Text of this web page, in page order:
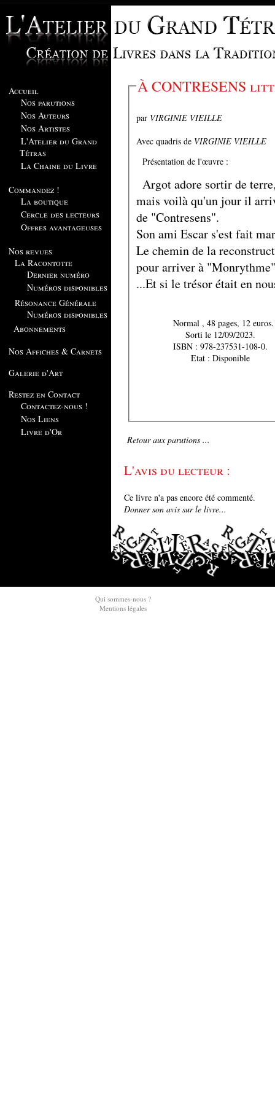
Accueil
Nos parutions
Nos Auteurs
Nos Artistes
L'Atelier du Grand
Tétras
La Chaine du Livre
Commandez !
La boutique
Cercle des lecteurs
Offres avantageuses
Nos revues
La Racontotte
Dernier numéro
Numéros disponibles
Résonance Générale
Numéros disponibles
Abonnements
Nos Affiches & Carnets
Galerie d'Art
Restez en Contact
Contactez-nous !
Nos Liens
Livre d'Or
À CONTRESENS
par VIRGINIE VIEILLE
Avec quadris de VIRGINIE VIEILLE
Présentation de l'œuvre :
Argot adore sortir de
mais voilà qu'un jour il
de "Contresens".
Son ami Escar s'est fait
Le chemin de la
pour arriver à
...Et si le trésor était en
Normal , 48 pages, 12 euros.
Sorti le 12/09/2023.
ISBN : 978-237531-108-0.
Etat : Disponible
Retour aux parutions ...
L'avis du lecteur :
Ce livre n'a pas encore été commenté.
Donner son avis sur le livre...
Qui sommes-nous ?
Mentions légales